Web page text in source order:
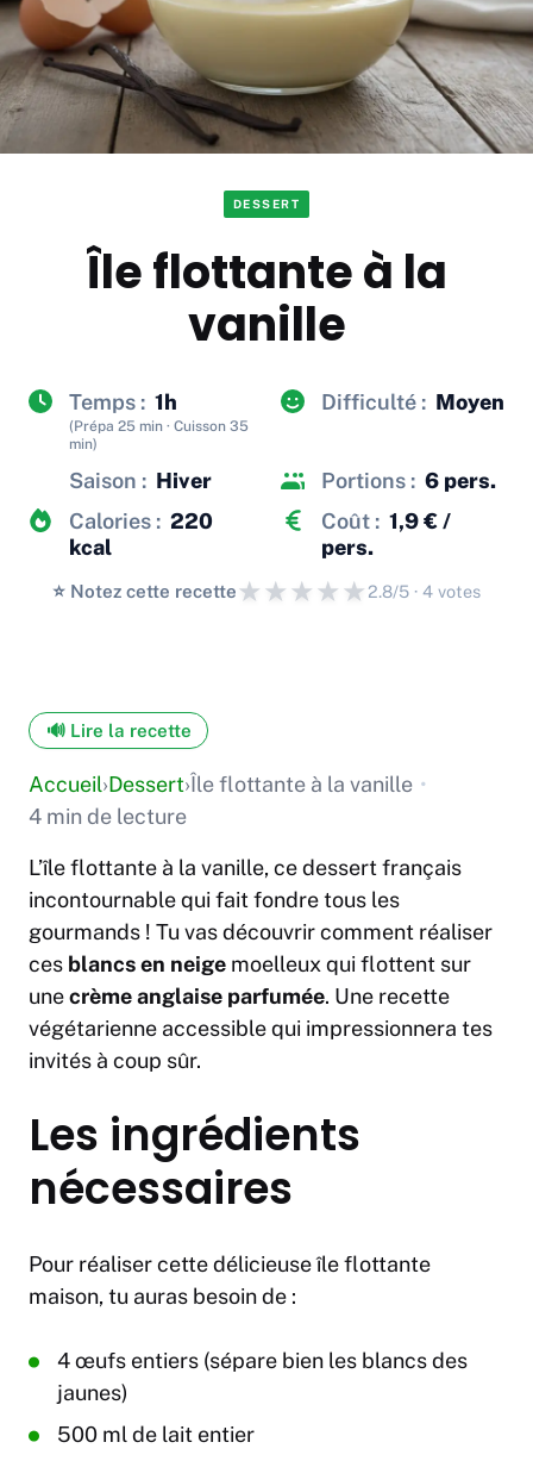
DESSERT
Île flottante à la
vanille
Temps : 1h
(Prépa 25 min · Cuisson 35
min)
Difficulté : Moyen
Saison : Hiver Portions : 6 pers.
Calories : 220
kcal
Coût : 1,9 € /
pers.
⭐️ Notez cette recette★★★★★ 2.8/5 · 4 votes
🔊 Lire la recette
Accueil›Dessert›Île flottante à la vanille •
4 min de lecture
L’île flottante à la vanille, ce dessert français
incontournable qui fait fondre tous les
gourmands ! Tu vas découvrir comment réaliser
ces blancs en neige moelleux qui flottent sur
unecrème anglaise parfumée. Une recette
végétarienne accessible qui impressionnera tes
invités à coup sûr.
Les ingrédients
nécessaires
Pour réaliser cette délicieuse île flottante
maison, tu auras besoin de :
4 œufs entiers (sépare bien les blancs des
jaunes)
500 ml de lait entier